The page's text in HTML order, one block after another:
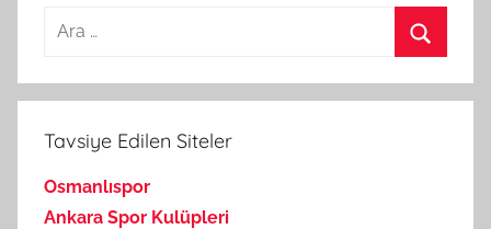
Arama:
Tavsiye Edilen Siteler
Osmanlıspor
Ankara Spor Kulüpleri